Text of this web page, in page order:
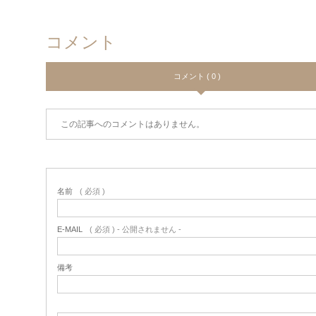
コメント
コメント ( 0 )
この記事へのコメントはありません。
名前 ( 必須 )
E-MAIL ( 必須 ) - 公開されません -
備考